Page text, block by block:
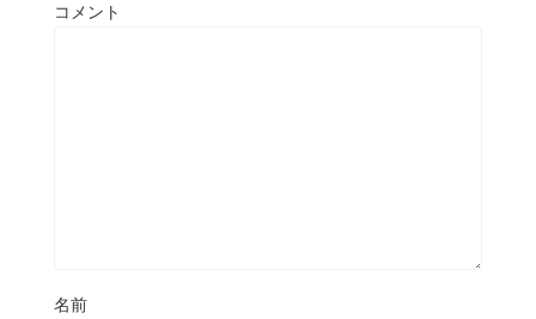
コメント
名前